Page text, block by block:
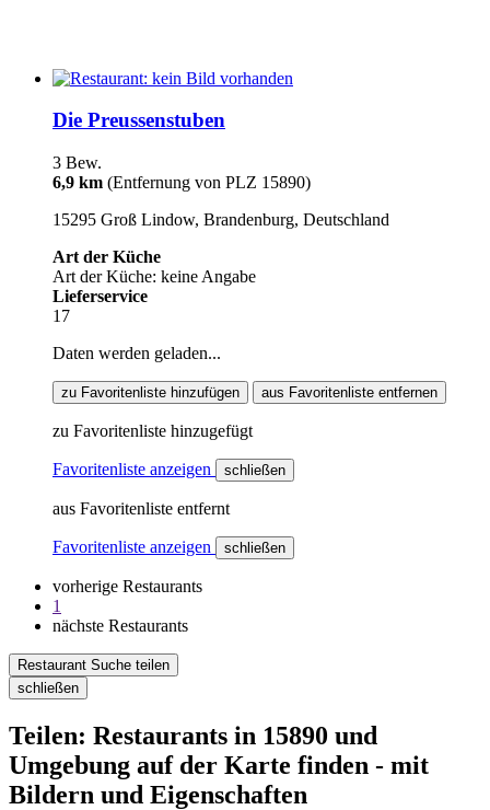
Die Preussenstuben
3 Bew.
6,9 km (Entfernung von PLZ 15890)
15295 Groß Lindow, Brandenburg, Deutschland
Art der Küche
Art der Küche: keine Angabe
Lieferservice
17
Daten werden geladen...
zu Favoritenliste hinzufügen aus Favoritenliste entfernen
zu Favoritenliste hinzugefügt
Favoritenliste anzeigen schließen
aus Favoritenliste entfernt
Favoritenliste anzeigen schließen
vorherige Restaurants
1
nächste Restaurants
Restaurant Suche teilen
schließen
Teilen: Restaurants in 15890 und
Umgebung auf der Karte finden - mit
Bildern und Eigenschaften